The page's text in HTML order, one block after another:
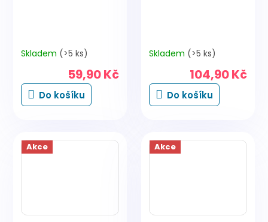
Skladem (>5 ks)
59,90 Kč
Do košíku
Skladem (>5 ks)
104,90 Kč
Do košíku
Akce Akce